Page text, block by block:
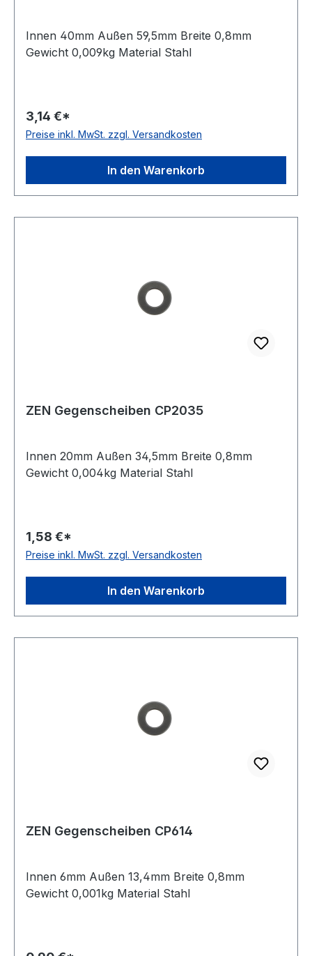
Innen 40mm Außen 59,5mm Breite 0,8mm
Gewicht 0,009kg Material Stahl
3,14 €*
Preise inkl. MwSt. zzgl. Versandkosten
In den Warenkorb
ZEN Gegenscheiben CP2035
Innen 20mm Außen 34,5mm Breite 0,8mm
Gewicht 0,004kg Material Stahl
1,58 €*
Preise inkl. MwSt. zzgl. Versandkosten
In den Warenkorb
ZEN Gegenscheiben CP614
Innen 6mm Außen 13,4mm Breite 0,8mm
Gewicht 0,001kg Material Stahl